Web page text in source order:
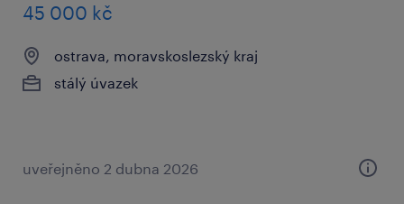
45 000 kč
ostrava, moravskoslezský kraj
stálý úvazek
uveřejněno 2 dubna 2026